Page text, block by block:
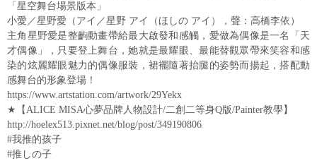
「星空舞台場景版本」
小愛／星野愛（アイ／星野 アイ（ほしの アイ），聲：高橋李依）
主角星野愛是整齣動畫帶給最大啟發和感觸，愛做為偶像是一名「天
才偶像」，只要登上舞台，她就是最耀眼、最能替觀眾帶來笑容和感
染的炫麗耀眼魅力的偶像服裝，裙襬隨著抬腿的姿勢而揚起，搭配動
感舞台的形象登場！
https://www.artstation.com/artwork/29Yekx
★【ALICE MISA心夢品牌人物設計/二創二等身Q版/Painter教學】
http://hoelex513.pixnet.net/blog/post/349190806
#我推的孩子
#推しの子